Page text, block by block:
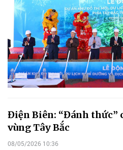
Điện Biên: “Đánh thức”
vùng Tây Bắc
08/05/2026 10:36